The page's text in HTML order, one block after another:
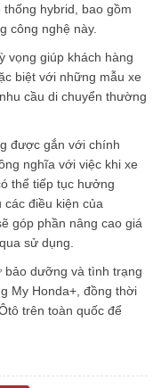
hybrid, bao gồm
công nghệ này.
vọng giúp khách hàng
biệt với những mẫu xe
cầu di chuyển thường
được gắn với chính
nghĩa với việc khi xe
thể tiếp tục hưởng
điều kiện của
góp phần nâng cao giá
sử dụng.
bảo dưỡng và tình trạng
My Honda+, đồng thời
trên toàn quốc để